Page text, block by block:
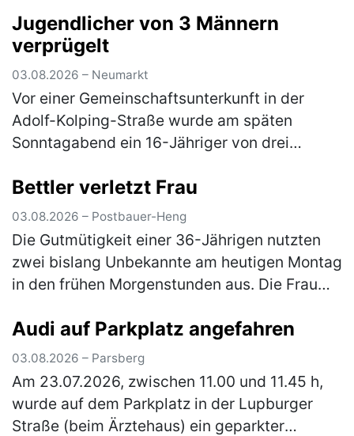
(mehr)
Jugendlicher von 3 Männern
verprügelt
03.08.2026 – Neumarkt
Vor einer Gemeinschaftsunterkunft in der
Adolf-Kolping-Straße wurde am späten
Sonntagabend ein 16-Jähriger von drei
vorangegangenem Streit prügelten die
Männ…(mehr)
Bettler verletzt Frau
03.08.2026 – Postbauer-Heng
Die Gutmütigkeit einer 36-Jährigen nutzten
zwei bislang Unbekannte am heutigen Montag
in den frühen Morgenstunden aus. Die Frau
unterwegs, als sie einen Man…(mehr)
Audi auf Parkplatz angefahren
03.08.2026 – Parsberg
Am 23.07.2026, zwischen 11.00 und 11.45 h,
wurde auf dem Parkplatz in der Lupburger
Straße (beim Ärztehaus) ein geparkter